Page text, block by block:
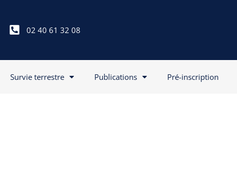
02 40 61 32 08
Survie terrestre Publications Pré-inscription